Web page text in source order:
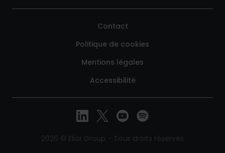
Contact
Politique de cookies
Mentions légales
Accessibilité
2026 © Elior Group - Tous droits réservés